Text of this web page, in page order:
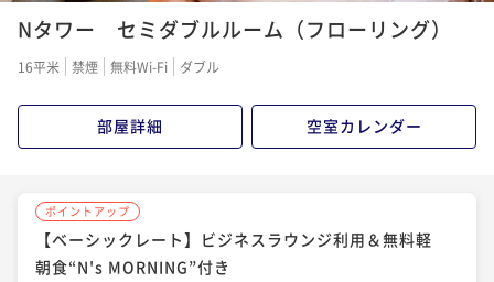
Nタワー セミダブルルーム（フローリング）
16平米 禁煙 無料Wi-Fi ダブル
部屋詳細 空室カレンダー
ポイントアップ
【ベーシックレート】ビジネスラウンジ利用＆無料軽
朝食“N's MORNING”付き